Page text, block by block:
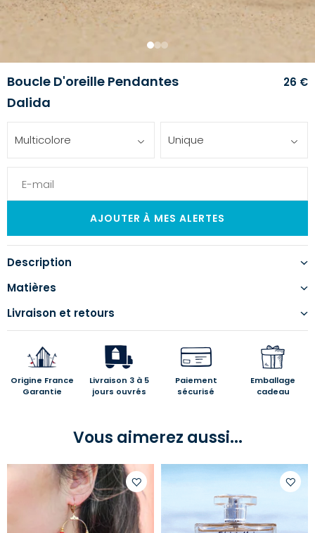
1 23
Boucle D'oreille Pendantes
Dalida
26 €
Multicolore Unique
Description
Matières
Livraison et retours
Origine France
Garantie
Livraison 3 à 5
jours ouvrés
Paiement
sécurisé
Emballage
cadeau
Vous aimerez aussi...
Ajouter
à